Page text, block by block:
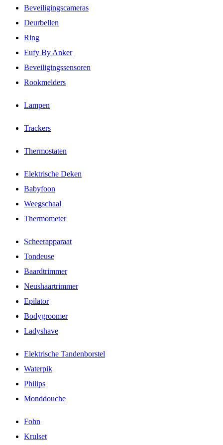
Beveiligingscameras
Deurbellen
Ring
Eufy By Anker
Beveiligingssensoren
Rookmelders
Lampen
Trackers
Thermostaten
Elektrische Deken
Babyfoon
Weegschaal
Thermometer
Scheerapparaat
Tondeuse
Baardtrimmer
Neushaartrimmer
Epilator
Bodygroomer
Ladyshave
Elektrische Tandenborstel
Waterpik
Philips
Monddouche
Fohn
Krulset